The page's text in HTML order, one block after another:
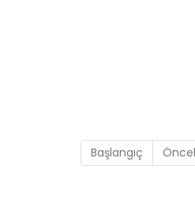
Başlangıç